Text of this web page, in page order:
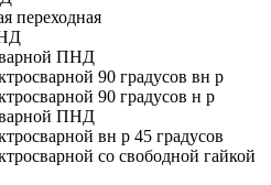
переходная
ПНД
90 градусов вн р
90 градусов н р
ПНД
вн р 45 градусов
со свободной гайкой